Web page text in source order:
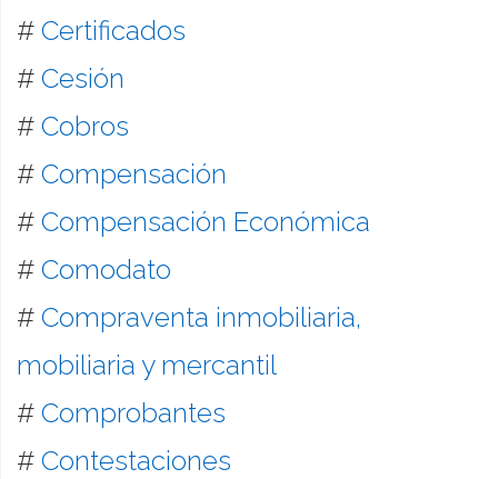
# Certificados
# Cesión
# Cobros
# Compensación
# Compensación Económica
# Comodato
# Compraventa inmobiliaria,
mobiliaria y mercantil
# Comprobantes
# Contestaciones